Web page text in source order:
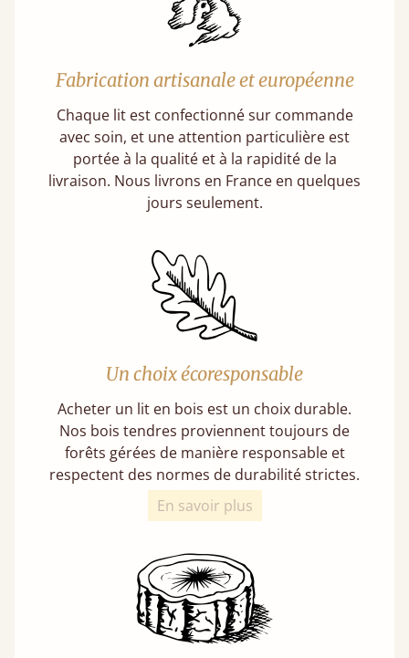
Fabrication artisanale et européenne
Chaque lit est confectionné sur commande
avec soin, et une attention particulière est
portée à la qualité et à la rapidité de la
livraison. Nous livrons en France en quelques
jours seulement.
Un choix écoresponsable
Acheter un lit en bois est un choix durable.
Nos bois tendres proviennent toujours de
forêts gérées de manière responsable et
respectent des normes de durabilité strictes.
En savoir plus